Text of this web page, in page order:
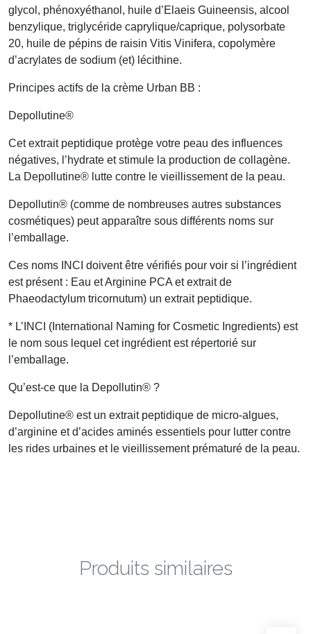
glycol, phénoxyéthanol, huile d’Elaeis Guineensis, alcool
benzylique, triglycéride caprylique/caprique, polysorbate
20, huile de pépins de raisin Vitis Vinifera, copolymère
d’acrylates de sodium (et) lécithine.
Principes actifs de la crème Urban BB :
Depollutine®
Cet extrait peptidique protège votre peau des influences
négatives, l’hydrate et stimule la production de collagène.
La Depollutine® lutte contre le vieillissement de la peau.
Depollutin® (comme de nombreuses autres substances
cosmétiques) peut apparaître sous différents noms sur
l’emballage.
Ces noms INCI doivent être vérifiés pour voir si l’ingrédient
est présent : Eau et Arginine PCA et extrait de
Phaeodactylum tricornutum) un extrait peptidique.
* L’INCI (International Naming for Cosmetic Ingredients) est
le nom sous lequel cet ingrédient est répertorié sur
l’emballage.
Qu’est-ce que la Depollutin® ?
Depollutine® est un extrait peptidique de micro-algues,
d’arginine et d’acides aminés essentiels pour lutter contre
les rides urbaines et le vieillissement prématuré de la peau.
Produits similaires